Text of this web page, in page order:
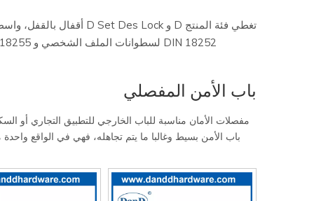
DIN 18252 لسطوانات الملف الشخصي و DIN 18255 مقابض الرافعة)، فإن المنتجات متوافقة بينها فيما يتعلق بوظائفها. جميع أجزاء الوحدات الوظيفية تتماشى تماما مع بعضها البعض.
باب الأمن المفصلي
باب الأمن بسيط وغالبا ما يتم تجاهله، فهي في الواقع